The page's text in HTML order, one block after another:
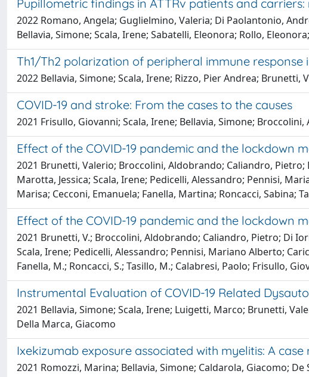
Pupillometric findings in ATTRv patients and
2022 Romano, Angela; Guglielmino, Valeria; Di Paolantonio,
Bellavia, Simone; Scala, Irene; Sabatelli, Eleonora; Rollo,
Th1/Th2 polarization of peripheral immune
2022 Bellavia, Simone; Scala, Irene; Rizzo, Pier Andrea;
COVID-19 and stroke: From the cases to the causes
2021 Frisullo, Giovanni; Scala, Irene; Bellavia, Simone;
Effect of the COVID-19 pandemic and the lockdown
2021 Brunetti, Valerio; Broccolini, Aldobrando; Caliandro,
Marotta, Jessica; Scala, Irene; Pedicelli, Alessandro; Pennisi,
Marisa; Cecconi, Emanuela; Fanella, Martina; Roncacci, Sabina;
Effect of the COVID-19 pandemic and the lockdown
2021 Brunetti, V.; Broccolini, Aldobrando; Caliandro, Pietro; Di
Scala, Irene; Pedicelli, Alessandro; Pennisi, Mariano Alberto;
Fanella, M.; Roncacci, S.; Tasillo, M.; Calabresi, Paolo; Frisullo,
Instrumental Evaluation of COVID-19 Related
2021 Bellavia, Simone; Scala, Irene; Luigetti, Marco; Brunetti,
Della Marca, Giacomo
Ixekizumab exposure associated with myelitis: A
2021 Romozzi, Marina; Bellavia, Simone; Caldarola, Giacomo;